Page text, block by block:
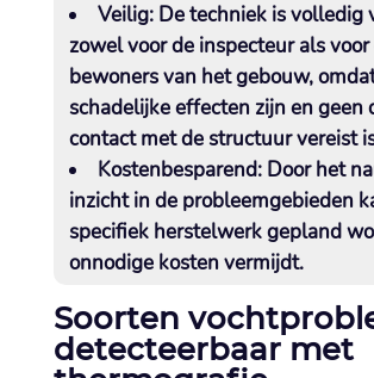
Veilig:De techniek is volledig
zowel voor de inspecteur als voor
bewoners van het gebouw,
schadelijke effecten zijn en geen
contact met de structuur vereist
Kostenbesparend:Door het
inzicht in de probleemgebieden
specifiek herstelwerk gepland
onnodige kosten vermijdt.​
Soorten
detecteerbaar met